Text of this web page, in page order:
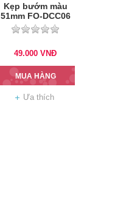
Kẹp bướm màu
51mm FO-DCC06
49.000 VNĐ
MUA HÀNG
Ưa thích